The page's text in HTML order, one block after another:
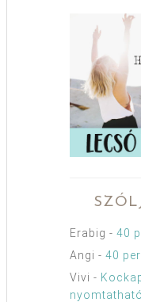
Erabig - 40
Angi - 40
Vivi -